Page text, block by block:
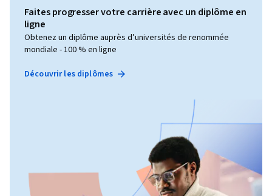
Faites progresser votre carrière avec un diplôme en
ligne
Obtenez un diplôme auprès d’universités de renommée
mondiale - 100 % en ligne
Découvrir les diplômes